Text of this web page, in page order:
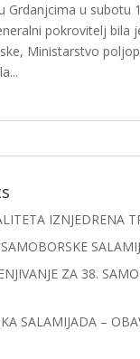
Grdanjcima u subotu
pokrovitelj bila
Ministarstvo
IZNJEDRENA
ZA 38.
SALAMIJADA –